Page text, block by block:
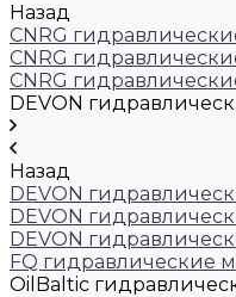
Назад
CNRG
CNRG
CNRG
DEVON
Назад
DEVON
DEVON
DEVON
FQ гидравлические
OilBaltic